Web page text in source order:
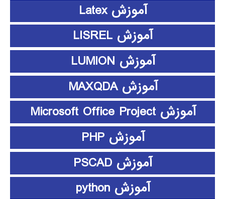
آموزش Latex
آموزش LISREL
آموزش LUMION
آموزش MAXQDA
آموزش Microsoft Office Project
آموزش PHP
آموزش PSCAD
آموزش python